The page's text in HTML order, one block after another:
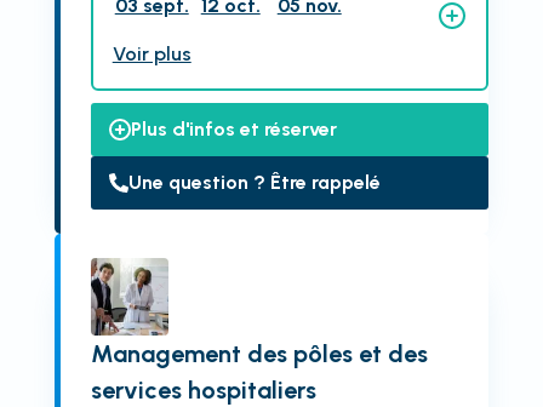
03 sept. 12 oct. 05 nov.
Voir plus
Plus d'infos et réserver
Une question ? Être rappelé
Management des pôles et des
services hospitaliers